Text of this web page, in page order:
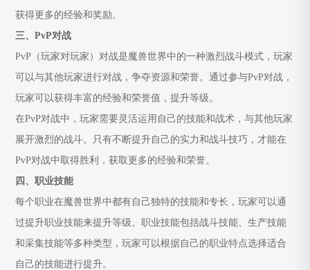
获得更多的经验和奖励。
三、PvP对战
PvP（玩家对玩家）对战是魔兽世界中的一种激烈战斗模式，玩家
可以与其他玩家进行对战，争夺资源和荣誉。通过参与PvP对战，
玩家可以获得丰富的经验和荣誉值，提升等级。
在PvP对战中，玩家需要灵活运用自己的技能和战术，与其他玩家
展开激烈的战斗。只有不断提升自己的实力和战斗技巧，才能在
PvP对战中取得胜利，获取更多的经验和荣誉。
四、职业技能
每个职业在魔兽世界中都有自己独特的技能和专长，玩家可以通
过提升职业技能来提升等级。职业技能包括战斗技能、生产技能
和采集技能等多种类型，玩家可以根据自己的职业特点选择适合
自己的技能进行提升。